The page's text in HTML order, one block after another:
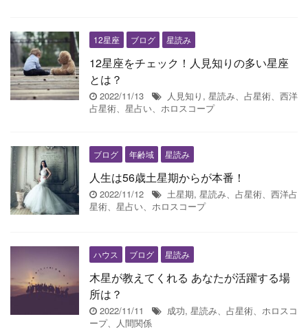
12星座 ブログ 星読み
12星座をチェック！人見知りの多い星座
とは？
2022/11/13 人見知り , 星読み、占星術、西洋
占星術、星占い、ホロスコープ
ブログ 年齢域 星読み
人生は56歳土星期からが本番！
2022/11/12 土星期, 星読み、占星術、西洋占
星術、星占い、ホロスコープ
ハウス ブログ 星読み
木星が教えてくれる あなたが活躍する場
所は？
2022/11/11 成功, 星読み、占星術、ホロスコ
ープ、人間関係